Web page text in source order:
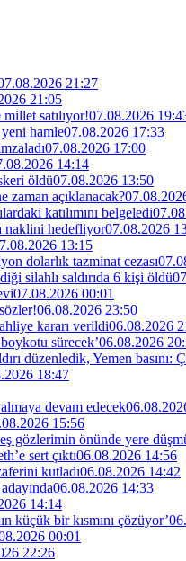
21:27
21:05
satılıyor!07.08.2026
yeni hamle07.08.2026 17:33
07.08.2026 17:00
14:14
öldü07.08.2026 13:50
zaman açıklanacak?
katılımını belgeledi
naklini hedefliyor07.08.2026
13:15
dolarlık tazminat cezası
silahlı saldırıda 6 kişi öldü
07.08.2026 00:01
06.08.2026 23:50
kararı verildi06.08.2026
sürecek’06.08.2026
düzenledik, Yemen basını:
18:47
devam edecek
15:56
gözlerimin önünde yere
sert çıktı06.08.2026 14:56
kutladı06.08.2026 14:42
06.08.2026 14:33
14:14
küçük bir kısmını çözüyor’
00:01
22:26